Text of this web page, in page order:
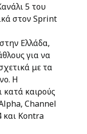
5 του
στον Sprint
Ελλάδα,
για να
με τα
Η
κατά καιρούς
Channel
και Kontra